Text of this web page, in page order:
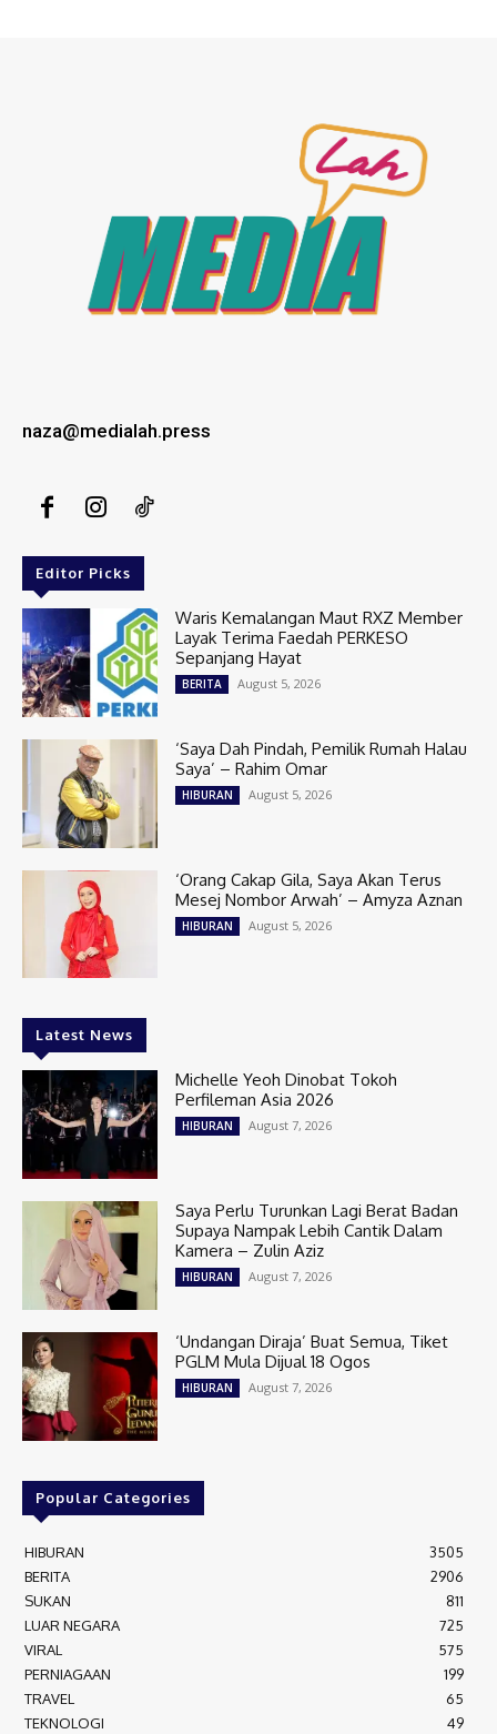
naza@medialah.press
Editor Picks
Waris Kemalangan Maut RXZ Member
Layak Terima Faedah PERKESO
Sepanjang Hayat
BERITA August 5, 2026
‘Saya Dah Pindah, Pemilik Rumah Halau
Saya’ – Rahim Omar
HIBURAN August 5, 2026
‘Orang Cakap Gila, Saya Akan Terus
Mesej Nombor Arwah’ – Amyza Aznan
HIBURAN August 5, 2026
Latest News
Michelle Yeoh Dinobat Tokoh
Perfileman Asia 2026
HIBURAN August 7, 2026
Saya Perlu Turunkan Lagi Berat Badan
Supaya Nampak Lebih Cantik Dalam
Kamera – Zulin Aziz
HIBURAN August 7, 2026
‘Undangan Diraja’ Buat Semua, Tiket
PGLM Mula Dijual 18 Ogos
HIBURAN August 7, 2026
Popular Categories
HIBURAN
3505
BERITA
2906
SUKAN
811
LUAR NEGARA
725
VIRAL
575
PERNIAGAAN
199
TRAVEL
65
TEKNOLOGI
49